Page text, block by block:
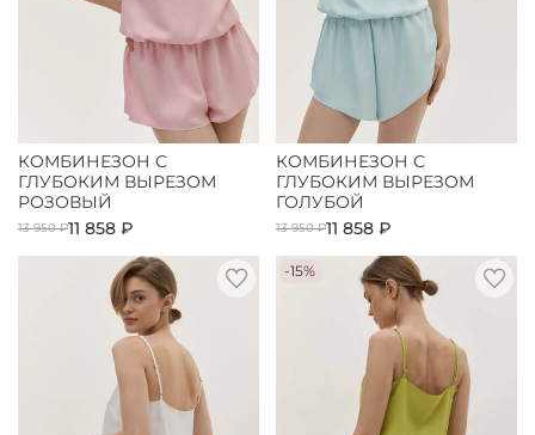
КОМБИНЕЗОН С
ГЛУБОКИМ ВЫРЕЗОМ
РОЗОВЫЙ
13 950 ₽11 858 ₽
КОМБИНЕЗОН С
ГЛУБОКИМ ВЫРЕЗОМ
ГОЛУБОЙ
13 950 ₽11 858 ₽
-15%